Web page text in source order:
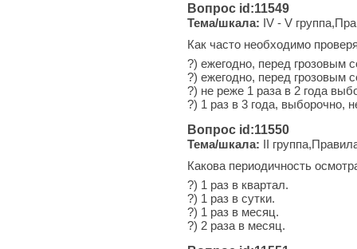
Вопрос id:11549
Тема/шкала: IV - V
Как часто необходимо
?) ежегодно, перед грозовым
?) ежегодно, перед грозовым
?) не реже 1 раза в 2 года
?) 1 раз в 3 года, выборочно,
Вопрос id:11550
Тема/шкала: II
Какова периодичность
?) 1 раз в квартал.
?) 1 раз в сутки.
?) 1 раз в месяц.
?) 2 раза в месяц.